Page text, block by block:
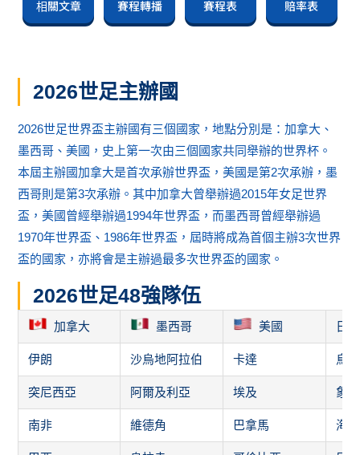
相關文章 賽程轉播 賽程表 賠率表
2026世足主辦國
2026世足世界盃主辦國有三個國家，地點分別是：加拿大、
墨西哥、美國，史上第一次由三個國家共同舉辦的世界杯。
本屆主辦國加拿大是首次承辦世界盃，美國是第2次承辦，墨
西哥則是第3次承辦。其中加拿大曾舉辦過2015年女足世界
盃，美國曾經舉辦過1994年世界盃，而墨西哥曾經舉辦過
1970年世界盃、1986年世界盃，屆時將成為首個主辦3次世界
盃的國家，亦將會是主辦過最多次世界盃的國家。
2026世足48強隊伍
加拿大 墨西哥 美國 日本
伊朗 沙烏地阿拉伯 卡達 烏
突尼西亞 阿爾及利亞 埃及 象
南非 維德角 巴拿馬 海地